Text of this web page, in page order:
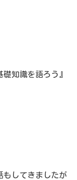
知識を語ろう』
もしてきましたが